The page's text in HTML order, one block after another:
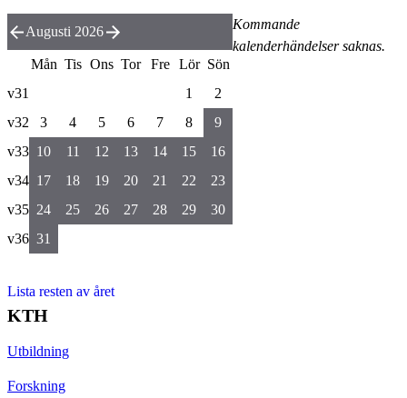
Kommande
kalenderhändelser saknas.
Augusti 2026
Mån Tis Ons Tor Fre Lör Sön
v31
1
2
v32
3 4 5 6 7 8
9
v33 10 11 12 13 14 15
16
v34 17 18 19 20 21 22
23
v35 24 25 26 27 28 29
30
v36 31
Lista resten av året
KTH
Utbildning
Forskning